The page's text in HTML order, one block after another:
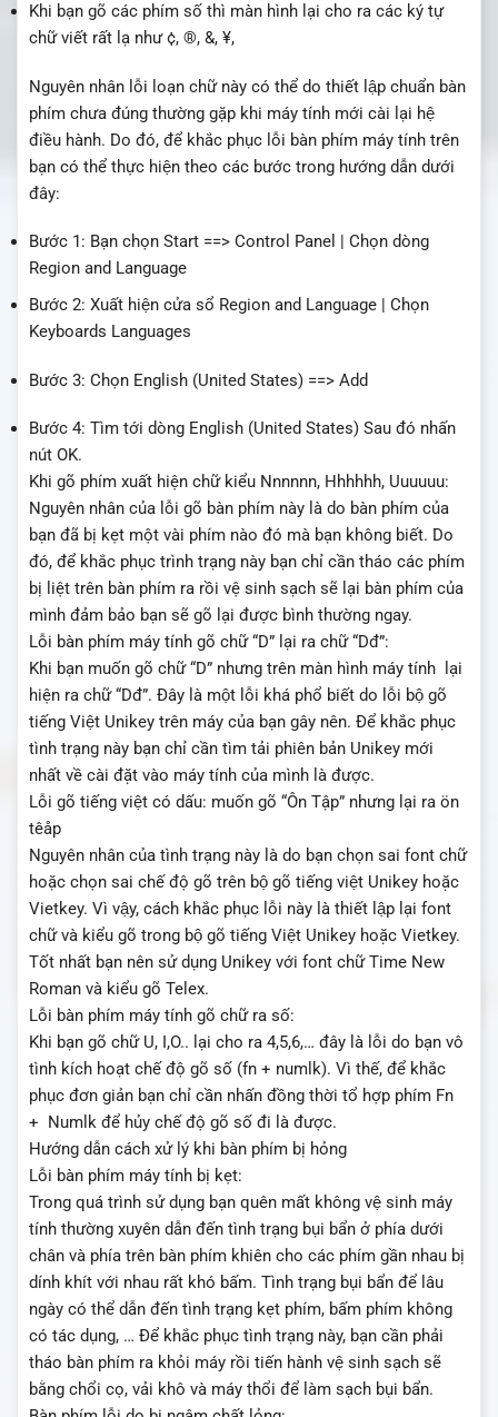
Khi bạn gõ các phím số thì màn hình lại cho ra các ký tự
chữ viết rất lạ như ¢, ®, &, ¥,
Nguyên nhân lỗi loạn chữ này có thể do thiết lập chuẩn bàn
phím chưa đúng thường gặp khi máy tính mới cài lại hệ
điều hành. Do đó, để khắc phục lỗi bàn phím máy tính trên
bạn có thể thực hiện theo các bước trong hướng dẫn dưới
đây:
Bước 1: Bạn chọn Start ==> Control Panel | Chọn dòng
Region and Language
Bước 2: Xuất hiện cửa sổ Region and Language | Chọn
Keyboards Languages
Bước 3: Chọn English (United States) ==> Add
Bước 4: Tìm tới dòng English (United States) Sau đó nhấn
nút OK.
Khi gõ phím xuất hiện chữ kiểu Nnnnnn, Hhhhhh, Uuuuuu:
Nguyên nhân của lỗi gõ bàn phím này là do bàn phím của
bạn đã bị kẹt một vài phím nào đó mà bạn không biết. Do
đó, để khắc phục trình trạng này bạn chỉ cần tháo các phím
bị liệt trên bàn phím ra rồi vệ sinh sạch sẽ lại bàn phím của
mình đảm bảo bạn sẽ gõ lại được bình thường ngay.
Lỗi bàn phím máy tính gõ chữ “D” lại ra chữ “Dđ”:
Khi bạn muốn gõ chữ “D” nhưng trên màn hình máy tính lại
hiện ra chữ “Dđ”. Đây là một lỗi khá phổ biết do lỗi bộ gõ
tiếng Việt Unikey trên máy của bạn gây nên. Để khắc phục
tình trạng này bạn chỉ cần tìm tải phiên bản Unikey mới
nhất về cài đặt vào máy tính của mình là được.
Lỗi gõ tiếng việt có dấu: muốn gõ “Ôn Tập” nhưng lại ra ön
têåp
Nguyên nhân của tình trạng này là do bạn chọn sai font chữ
hoặc chọn sai chế độ gõ trên bộ gõ tiếng việt Unikey hoặc
Vietkey. Vì vậy, cách khắc phục lỗi này là thiết lập lại font
chữ và kiểu gõ trong bộ gõ tiếng Việt Unikey hoặc Vietkey.
Tốt nhất bạn nên sử dụng Unikey với font chữ Time New
Roman và kiểu gõ Telex.
Lỗi bàn phím máy tính gõ chữ ra số:
Khi bạn gõ chữ U, I,O.. lại cho ra 4,5,6,… đây là lỗi do bạn vô
tình kích hoạt chế độ gõ số (fn + numlk). Vì thế, để khắc
phục đơn giản bạn chỉ cần nhấn đồng thời tổ hợp phím Fn
+ Numlk để hủy chế độ gõ số đi là được.
Hướng dẫn cách xử lý khi bàn phím bị hỏng
Lỗi bàn phím máy tính bị kẹt:
Trong quá trình sử dụng bạn quên mất không vệ sinh máy
tính thường xuyên dẫn đến tình trạng bụi bẩn ở phía dưới
chân và phía trên bàn phím khiên cho các phím gần nhau bị
dính khít với nhau rất khó bấm. Tình trạng bụi bẩn để lâu
ngày có thể dẫn đến tình trạng kẹt phím, bấm phím không
có tác dụng, … Để khắc phục tình trạng này, bạn cần phải
tháo bàn phím ra khỏi máy rồi tiến hành vệ sinh sạch sẽ
bằng chổi cọ, vải khô và máy thổi để làm sạch bụi bẩn.